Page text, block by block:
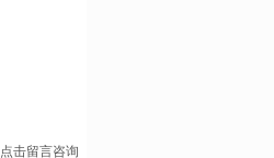
点击留言咨询